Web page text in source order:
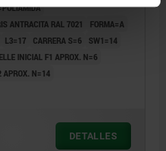
ANTRACITA RAL 7021
FORMA=A
L3=17 CARRERA S=6
SW1=14
INICIAL F1 APROX. N=6
APROX. N=14
DETALLES